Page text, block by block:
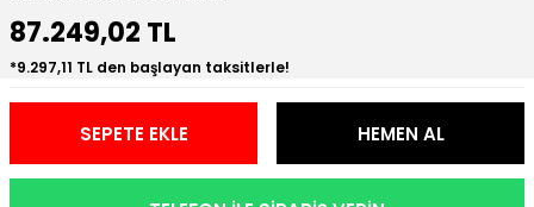
87.249,02 TL
*9.297,11 TL den başlayan taksitlerle!
SEPETE EKLE HEMEN AL